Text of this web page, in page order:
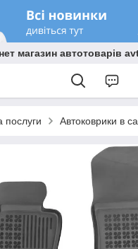
магазин автотоварів
послуги Автоковрики в